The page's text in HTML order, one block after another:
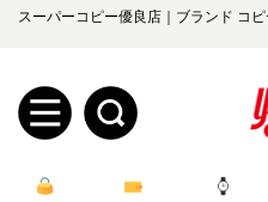
スーパーコピー優良店｜ブランド コ